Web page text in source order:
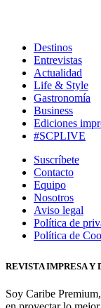
Destinos
Entrevistas
Actualidad
Life & Style
Gastronomía
Business
Ediciones
#SCPLIVE
Suscríbete
Contacto
Equipo
Nosotros
Aviso legal
Política de
Política de
REVISTA IMPRESA Y
Soy Caribe